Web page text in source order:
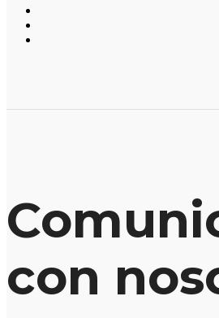
con